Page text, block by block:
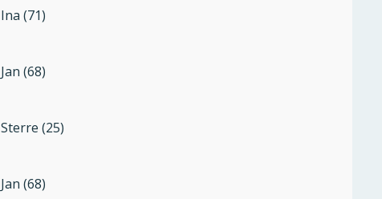
Ina (71)
Jan (68)
Sterre (25)
Jan (68)